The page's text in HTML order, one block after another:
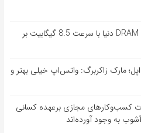
سامسونگ از سریع‌ترین DRAM LPDDR5X دنیا با سرعت 8.5 گیگابیت بر
کارزار تبلیغاتی متا علیه iMessage اپل؛ مارک زاکربرگ: واتس‌اپ خیلی بهتر و
کسب‌وکارهای مجازی برعهده کسانی
به وجود آورده‌اند